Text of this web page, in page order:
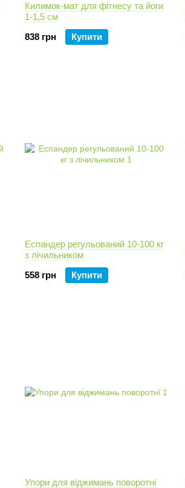
Килимок-мат для фітнесу та йоги
1-1,5 см
838 грн
Купити
Еспандер регульований 10-100 кг
з лічильником
558 грн
Купити
Упори для віджимань поворотні